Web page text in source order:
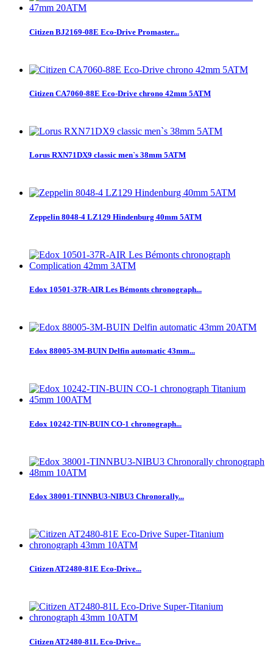
Citizen BJ2169-08E Eco-Drive Promaster...
Citizen CA7060-88E Eco-Drive chrono 42mm 5ATM
Lorus RXN71DX9 classic men`s 38mm 5ATM
Zeppelin 8048-4 LZ129 Hindenburg 40mm 5ATM
Edox 10501-37R-AIR Les Bémonts chronograph...
Edox 88005-3M-BUIN Delfin automatic 43mm...
Edox 10242-TIN-BUIN CO-1 chronograph...
Edox 38001-TINNBU3-NIBU3 Chronorally...
Citizen AT2480-81E Eco-Drive...
Citizen AT2480-81L Eco-Drive...